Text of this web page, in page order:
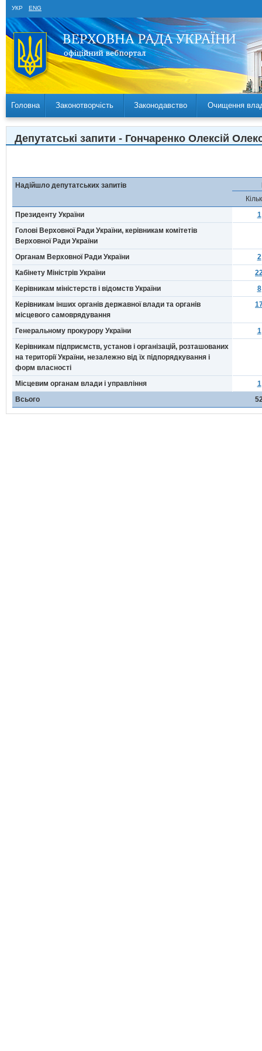
УКР ENG
Головна Законотворчість Законодавство Очищення
Депутатські запити - Гончаренко Олексій
Надійшло депутатських запитів
Президенту України
1
Голові Верховної Ради України, керівникам комітетів
Верховної Ради України
Органам Верховної Ради України
2
Кабінету Міністрів України
Керівникам міністерств і відомств України
8
Керівникам інших органів державної влади та органів
місцевого самоврядування
Генеральному прокурору України
1
Керівникам підприємств, установ і організацій, розташованих
на території України, незалежно від їх підпорядкування і
форм власності
Місцевим органам влади і управління
1
Всього